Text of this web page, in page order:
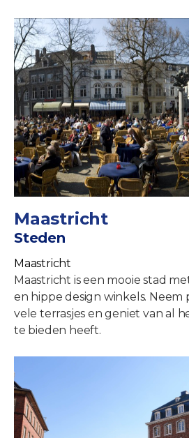
Maastricht
Steden
Maastricht
Maastricht is een mooie stad
en hippe design winkels. Neem
vele terrasjes en geniet van al
te bieden heeft.